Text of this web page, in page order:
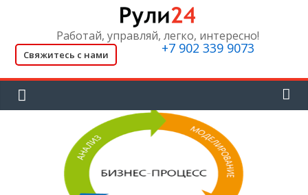
content
Работай, управляй, легко, интересно!
Свяжитесь с нами +7 902 339 9073